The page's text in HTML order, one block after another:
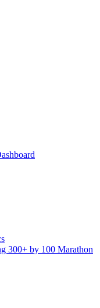
300+ by 100 Marathon